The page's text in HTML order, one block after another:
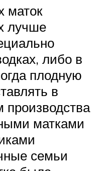
маток
лучше
либо в
плодную
в
производства
матками
семьи